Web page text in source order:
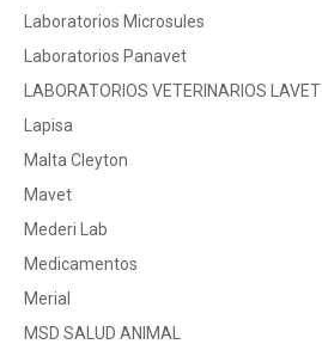
Laboratorios Microsules
Laboratorios Panavet
LABORATORIOS VETERINARIOS LAVET
Lapisa
Malta Cleyton
Mavet
Mederi Lab
Medicamentos
Merial
MSD SALUD ANIMAL